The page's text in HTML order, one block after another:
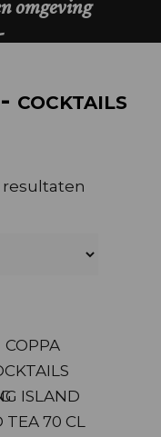
COCKTAILS
resultaten